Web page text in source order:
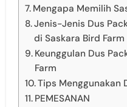
Mengapa Memilih
Jenis-Jenis Dus
di Saskara Bird Farm
Keunggulan Dus
Farm
Tips Menggunakan
PEMESANAN